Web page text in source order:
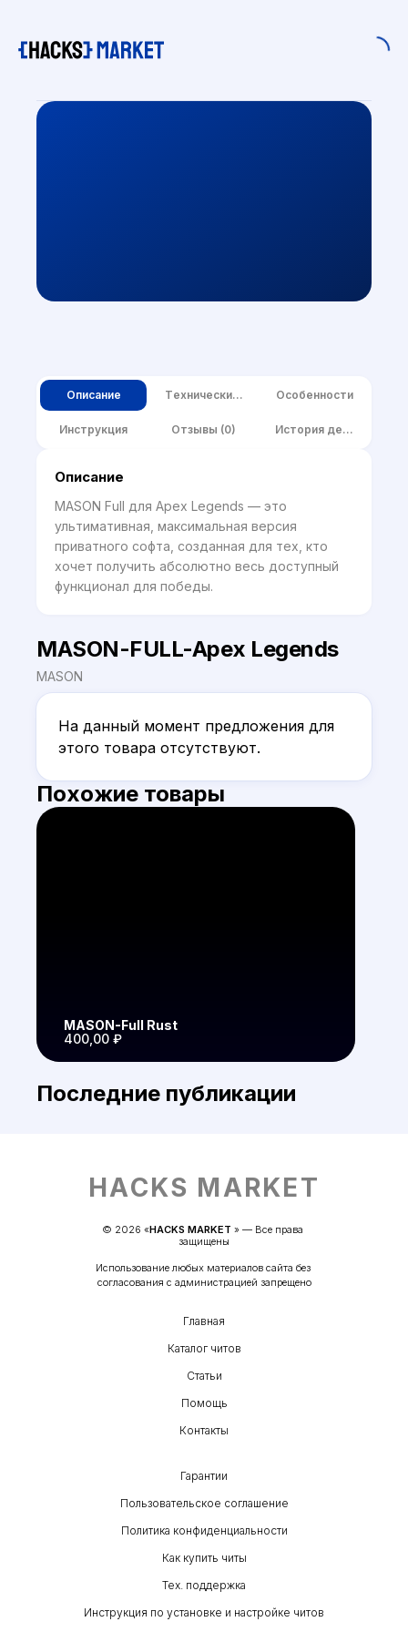
Описание Tехнические требованияОсобенности
Инструкция Отзывы (0) История детектов
Описание
MASON Full для Apex Legends — это
ультимативная, максимальная версия
приватного софта, созданная для тех, кто
хочет получить абсолютно весь доступный
функционал для победы.
MASON-FULL-Apex Legends
MASON
На данный момент предложения для
этого товара отсутствуют.
Похожие товары
MASON-Full Rust
400,00 ₽
Последние публикации
HACKS MARKET
© 2026 «HACKS MARKET » — Все права
защищены
Использование любых материалов сайта без
согласования с администрацией запрещено
Главная
Каталог читов
Статьи
Помощь
Контакты
Гарантии
Пользовательское соглашение
Политика конфиденциальности
Как купить читы
Тех. поддержка
Инструкция по установке и настройке читов